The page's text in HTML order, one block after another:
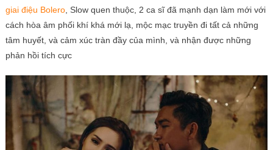
giai điệu Bolero, Slow quen thuộc, 2 ca sĩ đã mạnh dạn làm mới với
cách hòa âm phối khí khá mới lạ, mộc mạc truyền đi tất cả những
tâm huyết, và cảm xúc tràn đầy của mình, và nhận được những
phản hồi tích cực